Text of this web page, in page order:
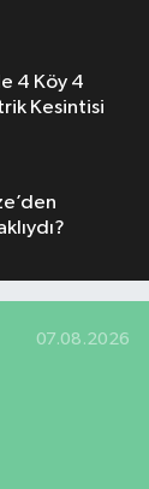
4 Köy 4
Kesintisi
07.08.2026